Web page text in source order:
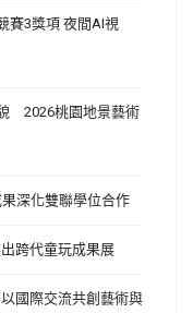
賽3獎項 夜間AI視
2026桃園地景藝術
深化雙聯學位合作
跨代童玩成果展
國際交流共創藝術與